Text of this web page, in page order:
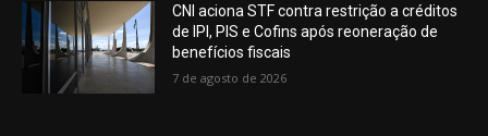
CNI aciona STF contra restrição a créditos
de IPI, PIS e Cofins após reoneração de
benefícios fiscais
7 de agosto de 2026